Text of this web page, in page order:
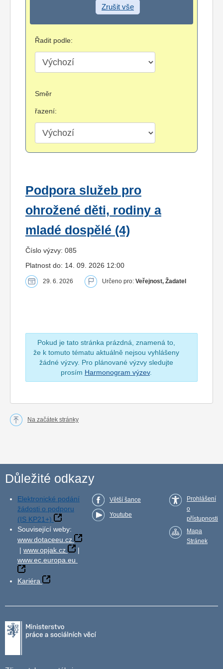
Zrušit vše
Řadit podle:
Směr
řazení:
Podpora služeb pro
ohrožené děti, rodiny a
mladé dospělé (4)
Číslo výzvy: 085
Platnost do: 14. 09. 2026 12:00
29. 6. 2026 Určeno pro: Veřejnost, Žadatel
Pokud je tato stránka prázdná, znamená to,
že k tomuto tématu aktuálně nejsou vyhlášeny
žádné výzvy. Pro plánované výzvy sledujte
prosím Harmonogram výzev.
Na začátek stránky
Důležité odkazy
Elektronické podání
žádosti o podporu
(IS KP21+)
Související weby:
www.dotaceeu.cz
| www.opjak.cz
|
www.ec.europa.eu
Kariéra
Větší šance
Youtube
Prohlášení
o
přístupnosti
Mapa
Stránek